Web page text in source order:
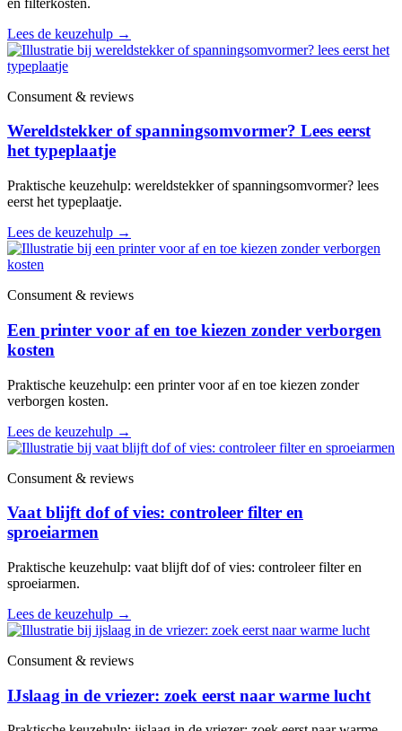
Lees de keuzehulp →
Consument & reviews
Wereldstekker of spanningsomvormer? Lees eerst
het typeplaatje
Praktische keuzehulp: wereldstekker of spanningsomvormer? lees
eerst het typeplaatje.
Lees de keuzehulp →
Consument & reviews
Een printer voor af en toe kiezen zonder verborgen
kosten
Praktische keuzehulp: een printer voor af en toe kiezen zonder
verborgen kosten.
Lees de keuzehulp →
Consument & reviews
Vaat blijft dof of vies: controleer filter en
sproeiarmen
Praktische keuzehulp: vaat blijft dof of vies: controleer filter en
sproeiarmen.
Lees de keuzehulp →
Consument & reviews
IJslaag in de vriezer: zoek eerst naar warme lucht